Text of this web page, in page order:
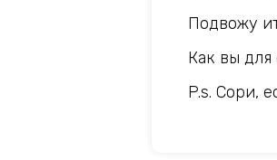
Подвожу
Как вы для
P.s. Сори,